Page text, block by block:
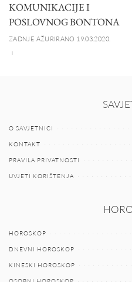
KOMUNIKACIJE I
POSLOVNOG BONTONA
ZADNJE AŽURIRANO 19.03.2020.
O SAVJETNICI
KONTAKT
PRAVILA PRIVATNOSTI
UVJETI KORIŠTENJA
HOROSKOP
DNEVNI HOROSKOP
KINESKI HOROSKOP